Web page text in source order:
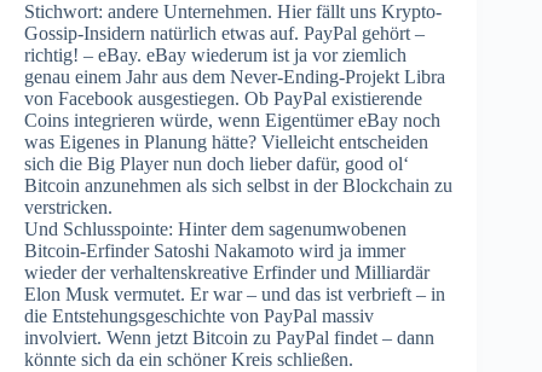
Stichwort: andere Unternehmen. Hier fällt uns Krypto-
Gossip-Insidern natürlich etwas auf. PayPal gehört –
richtig! – eBay. eBay wiederum ist ja vor ziemlich
genau einem Jahr aus dem Never-Ending-Projekt Libra
von Facebook ausgestiegen. Ob PayPal existierende
Coins integrieren würde, wenn Eigentümer eBay noch
was Eigenes in Planung hätte? Vielleicht entscheiden
sich die Big Player nun doch lieber dafür, good ol‘
Bitcoin anzunehmen als sich selbst in der Blockchain zu
verstricken.
Und Schlusspointe: Hinter dem sagenumwobenen
Bitcoin-Erfinder Satoshi Nakamoto wird ja immer
wieder der verhaltenskreative Erfinder und Milliardär
Elon Musk vermutet. Er war – und das ist verbrieft – in
die Entstehungsgeschichte von PayPal massiv
involviert. Wenn jetzt Bitcoin zu PayPal findet – dann
könnte sich da ein schöner Kreis schließen.